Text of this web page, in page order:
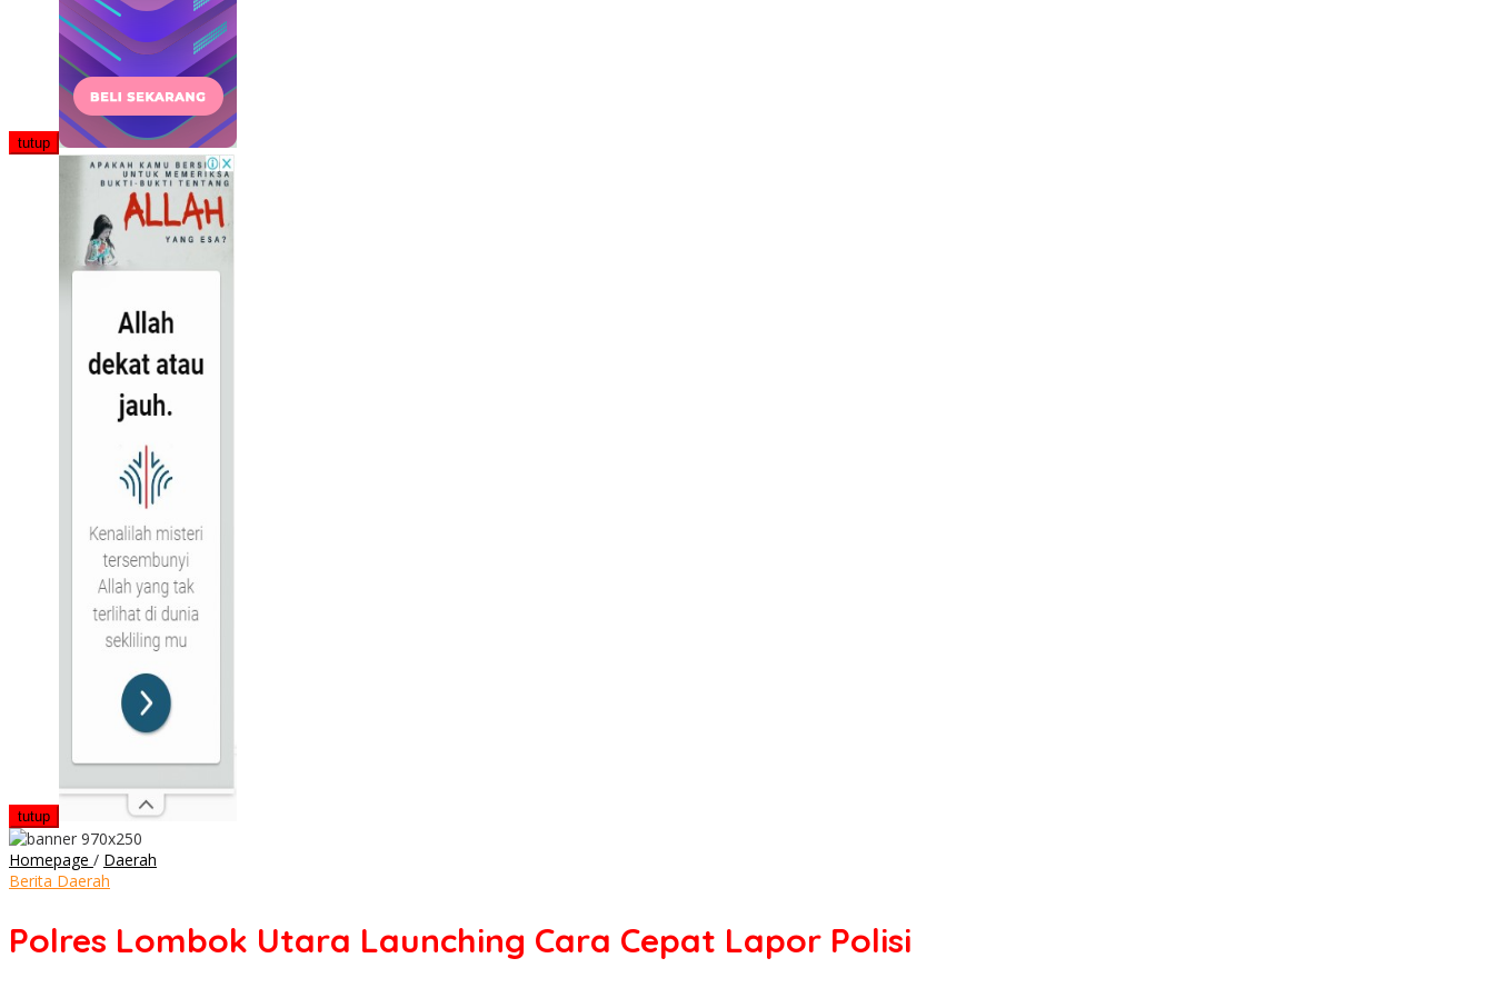
tutup
tutup
Homepage / Daerah
Cara
Berita Daerah
Polres Lombok Utara Launching Cara Cepat Lapor Polisi